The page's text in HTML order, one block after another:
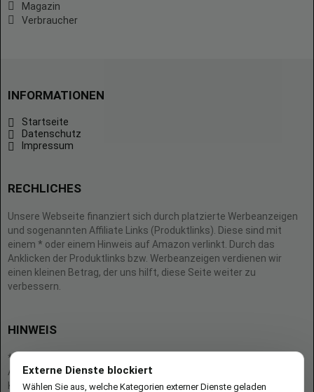
Magazin
Verbraucher
INFORMATIONEN
Startseite
Datenschutz
Impressum
RECHLICHES
Unsere Webseite finanziert sich durch platzierte Werbeanzeigen
und sogenannten Affiliate Links (Produktlinks). Diese sind mit
einem * oder einem Hinweis auf Amazon verlinkt. Durch das
Anklicken der Produktlinks bzw. Werbeanzeigen verdienen wir
einen kleinen Betrag, der uns hilft, diese Seite weiter zu
verbessern.
HINWEIS
* = Afilliate-Link (=Werbung)
Als Amazon-Partner verdient der Seitenbetreiber an qualifizierten
Käufen.
Externe Dienste blockiert
Wählen Sie aus, welche Kategorien externer Dienste geladen